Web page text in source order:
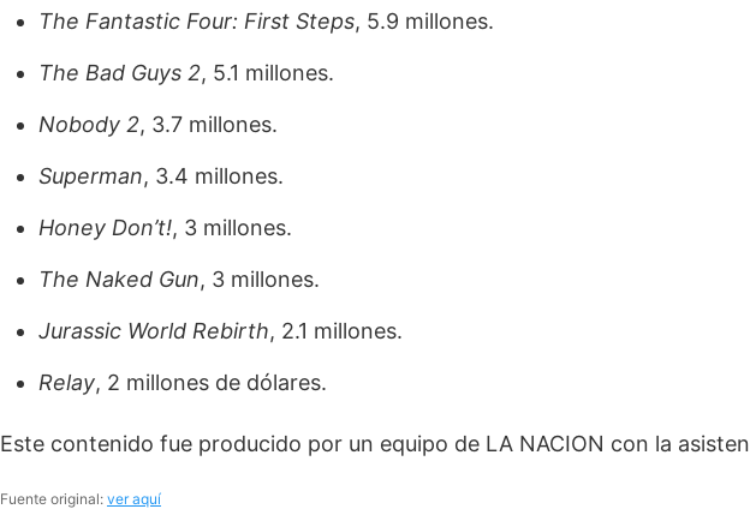
The Fantastic Four: First Steps, 5.9 millones.
The Bad Guys 2, 5.1 millones.
Nobody 2, 3.7 millones.
Superman, 3.4 millones.
Honey Don’t!, 3 millones.
The Naked Gun, 3 millones.
Jurassic World Rebirth, 2.1 millones.
Relay, 2 millones de dólares.
Este contenido fue producido por un equipo de LA NACION con la
Fuente original: ver aquí